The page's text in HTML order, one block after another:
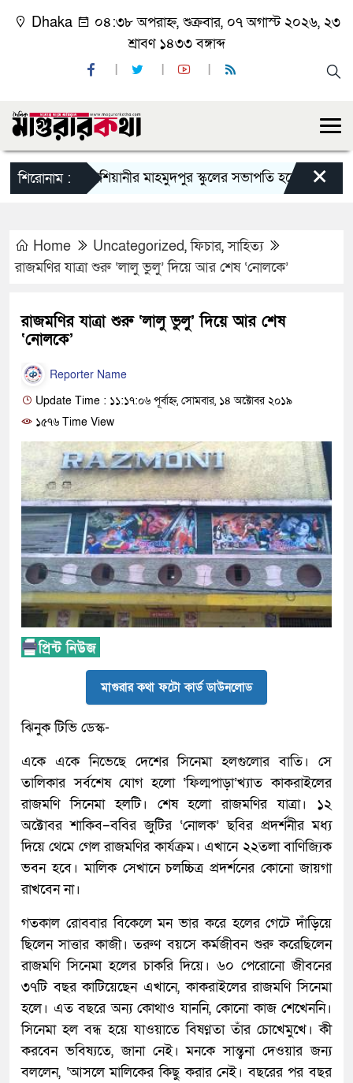
Dhaka
০৪:৩৮ অপরাহ্ন, শুক্রবার, ০৭ অগাস্ট ২০২৬, ২৩
শ্রাবণ ১৪৩৩ বঙ্গাব্দ
শিরোনাম :কাশিয়ানীর মাহমুদপুর স্কুলের সভাপতি হলেন গোবিন্দ ×
Home Uncategorized,ফিচার,সাহিত্য
রাজমণির যাত্রা শুরু ‘লালু ভুলু’ দিয়ে আর শেষ ‘নোলকে’
রাজমণির যাত্রা শুরু ‘লালু ভুলু’ দিয়ে আর শেষ
‘নোলকে’
Reporter Name
Update Time : ১১:১৭:০৬ পূর্বাহ্ন, সোমবার, ১৪ অক্টোবর ২০১৯
১৫৭৬ Time View
মাগুরার কথা ফটো কার্ড ডাউনলোড
ঝিনুক টিভি ডেস্ক-
একে একে নিভেছে দেশের সিনেমা হলগুলোর বাতি। সে
তালিকার সর্বশেষ যোগ হলো ‘ফিল্মপাড়া’খ্যাত কাকরাইলের
রাজমণি সিনেমা হলটি। শেষ হলো রাজমণির যাত্রা। ১২
অক্টোবর শাকিব–ববির জুটির ‘নোলক’ ছবির প্রদর্শনীর মধ্য
দিয়ে থেমে গেল রাজমণির কার্যক্রম। এখানে ২২তলা বাণিজ্যিক
ভবন হবে। মালিক সেখানে চলচ্চিত্র প্রদর্শনের কোনো জায়গা
রাখবেন না।
গতকাল রোববার বিকেলে মন ভার করে হলের গেটে দাঁড়িয়ে
ছিলেন সাত্তার কাজী। তরুণ বয়সে কর্মজীবন শুরু করেছিলেন
রাজমণি সিনেমা হলের চাকরি দিয়ে। ৬০ পেরোনো জীবনের
৩৭টি বছর কাটিয়েছেন এখানে, কাকরাইলের রাজমণি সিনেমা
হলে। এত বছরে অন্য কোথাও যাননি, কোনো কাজ শেখেননি।
সিনেমা হল বন্ধ হয়ে যাওয়াতে বিষণ্নতা তাঁর চোখেমুখে। কী
করবেন ভবিষ্যতে, জানা নেই। মনকে সান্ত্বনা দেওয়ার জন্য
বললেন, ‘আসলে মালিকের কিছু করার নেই। বছরের পর বছর